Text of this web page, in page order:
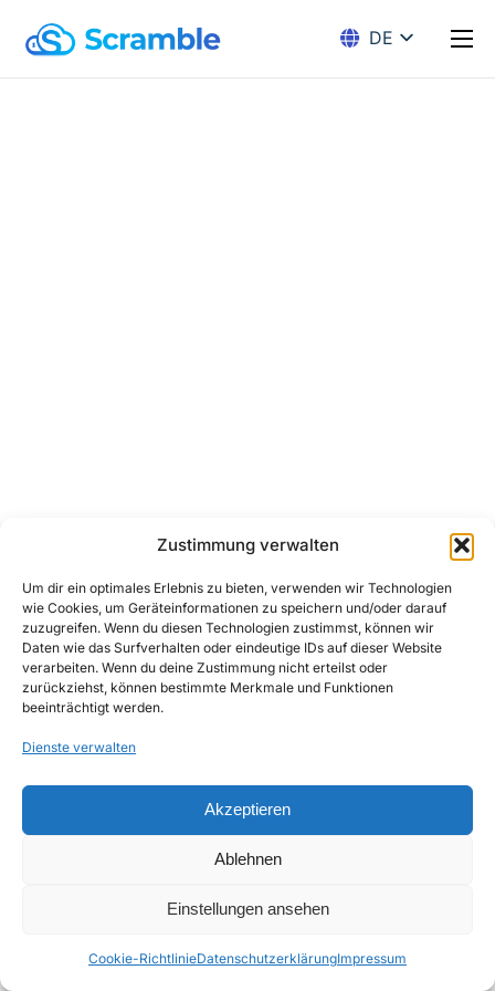
Zustimmung verwalten
Um dir ein optimales Erlebnis zu bieten, verwenden wir Technologien
wie Cookies, um Geräteinformationen zu speichern und/oder darauf
zuzugreifen. Wenn du diesen Technologien zustimmst, können wir
Daten wie das Surfverhalten oder eindeutige IDs auf dieser Website
verarbeiten. Wenn du deine Zustimmung nicht erteilst oder
zurückziehst, können bestimmte Merkmale und Funktionen
beeinträchtigt werden.
Dienste verwalten
Akzeptieren
Ablehnen
Einstellungen ansehen
Cookie-RichtlinieDatenschutzerklärungImpressum
Lösungen
DE